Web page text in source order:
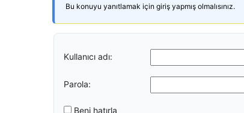
Bu konuyu yanıtlamak için giriş yapmış olmalısınız.
Kullanıcı adı:
Parola:
Beni hatırla